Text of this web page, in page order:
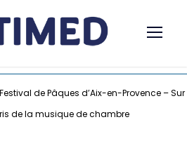
de Pâques d’Aix-en-Provence – Sur
de la musique de chambre